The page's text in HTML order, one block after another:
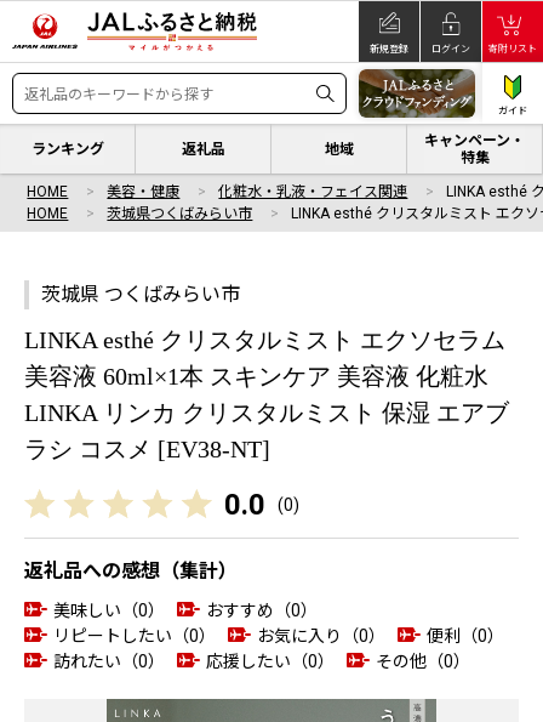
新規登録 ログイン 寄附リスト
ガイド
ランキング 返礼品 地域
キャンペーン・
特集
HOME 美容・健康 化粧水・乳液・フェイス関連
LINKA esthé
HOME
茨城県つくばみらい市 LINKA esthé クリスタルミスト エク
茨城県 つくばみらい市
LINKA esthé クリスタルミスト エクソセラム
美容液 60ml×1本 スキンケア 美容液 化粧水
LINKA リンカ クリスタルミスト 保湿 エアブ
ラシ コスメ [EV38-NT]
0.0 (0)
返礼品への感想（集計）
美味しい（0）
おすすめ（0）
リピートしたい（0）
お気に入り（0）
便利（0）
訪れたい（0）
応援したい（0） その他（0）